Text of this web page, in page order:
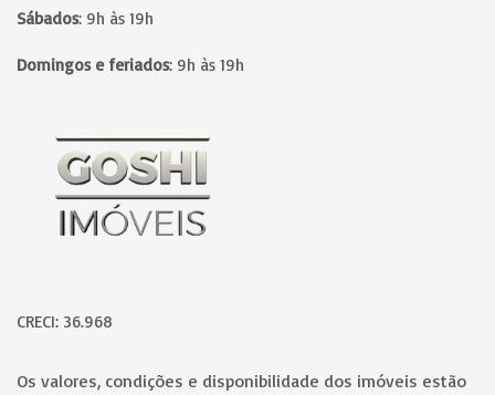
Sábados: 9h às 19h
Domingos e feriados: 9h às 19h
Página inicial
CRECI: 36.968
Os valores, condições e disponibilidade dos imóveis estão